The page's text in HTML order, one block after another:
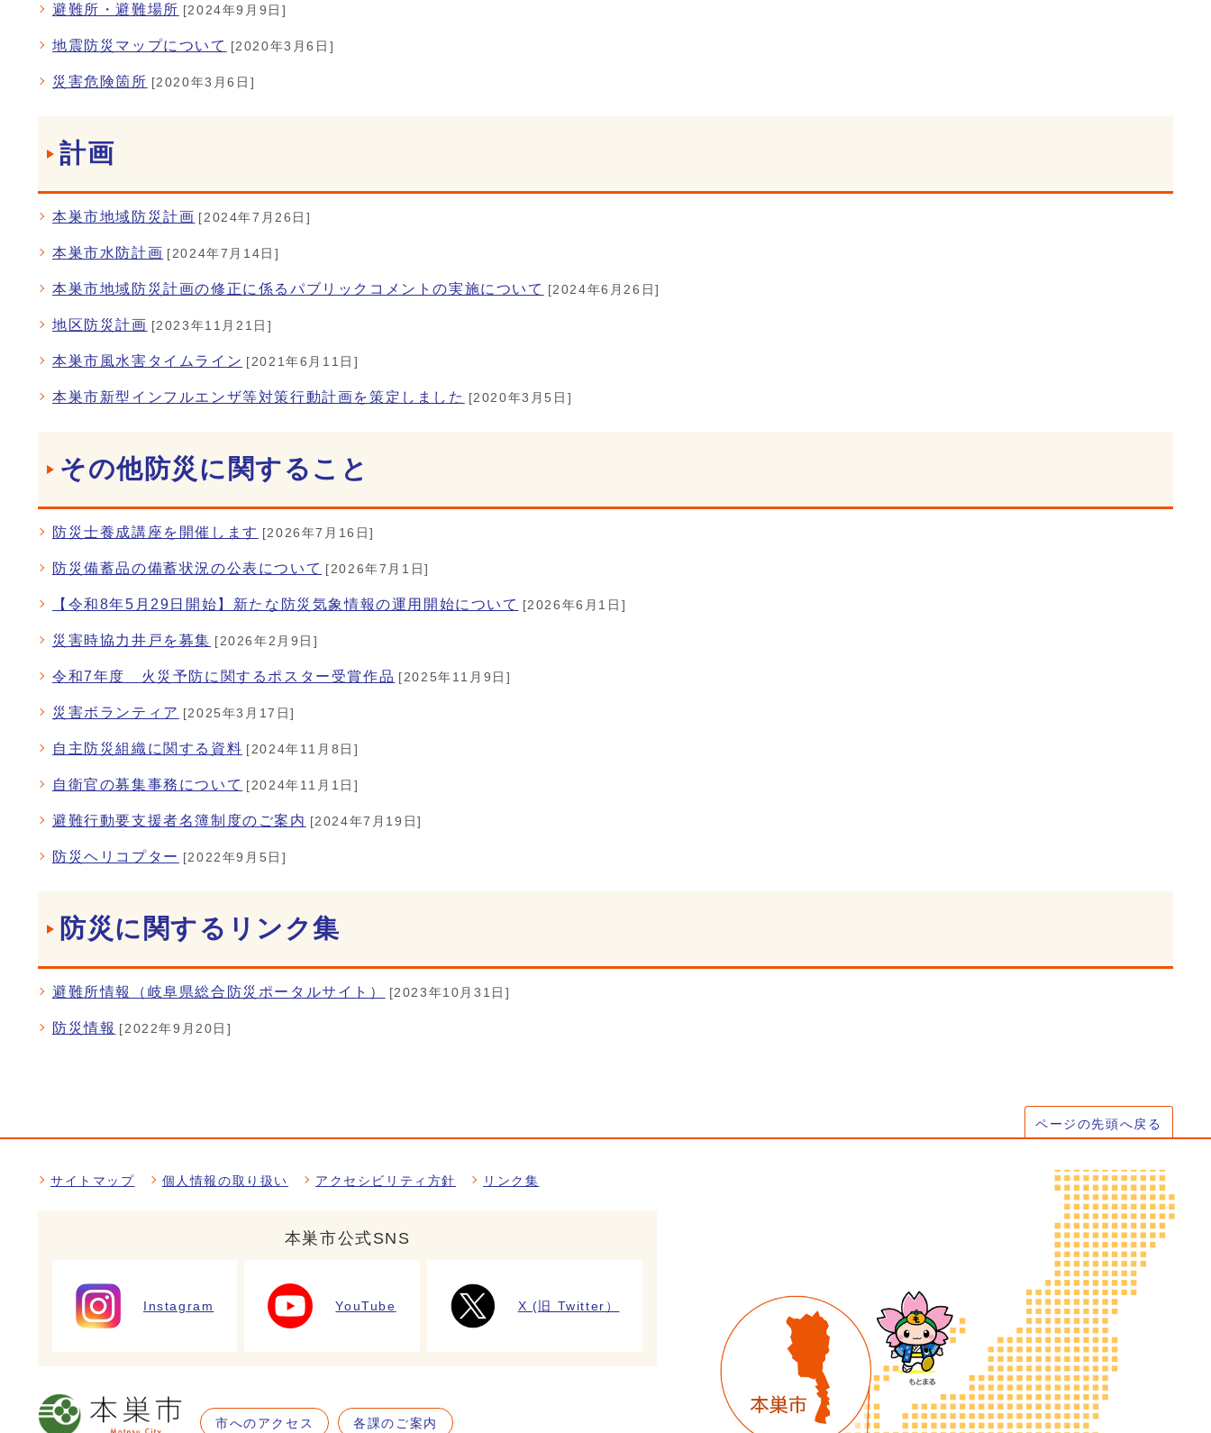
避難所・避難場所 [2024年9月9日]
地震防災マップについて [2020年3月6日]
災害危険箇所 [2020年3月6日]
計画
本巣市地域防災計画 [2024年7月26日]
本巣市水防計画 [2024年7月14日]
本巣市地域防災計画の修正に係るパブリックコメントの実施について [2024年6月26日]
地区防災計画 [2023年11月21日]
本巣市風水害タイムライン [2021年6月11日]
本巣市新型インフルエンザ等対策行動計画を策定しました [2020年3月5日]
その他防災に関すること
防災士養成講座を開催します [2026年7月16日]
防災備蓄品の備蓄状況の公表について [2026年7月1日]
【令和8年5月29日開始】新たな防災気象情報の運用開始について [2026年6月1日]
災害時協力井戸を募集 [2026年2月9日]
令和7年度 火災予防に関するポスター受賞作品 [2025年11月9日]
災害ボランティア [2025年3月17日]
自主防災組織に関する資料 [2024年11月8日]
自衛官の募集事務について [2024年11月1日]
避難行動要支援者名簿制度のご案内 [2024年7月19日]
防災ヘリコプター [2022年9月5日]
防災に関するリンク集
避難所情報（岐阜県総合防災ポータルサイト） [2023年10月31日]
防災情報 [2022年9月20日]
ページの先頭へ戻る
サイトマップ 個人情報の取り扱い アクセシビリティ方針 リンク集
本巣市公式SNS
Instagram YouTube X (旧 Twitter）
市へのアクセス 各課のご案内